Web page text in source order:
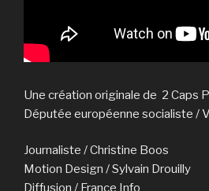
Une création originale de 2 Caps
Députée européenne socialiste /
Journaliste / Christine Boos
Motion Design / Sylvain Drouilly
Diffusion / France Info